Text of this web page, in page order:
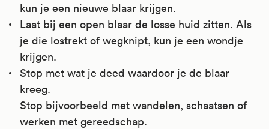
kun je een nieuwe blaar krijgen.
Laat bij een open blaar de losse huid zitten. Als
je die lostrekt of wegknipt, kun je een wondje
krijgen.
Stop met wat je deed waardoor je de blaar
kreeg.
Stop bijvoorbeeld met wandelen, schaatsen of
werken met gereedschap.